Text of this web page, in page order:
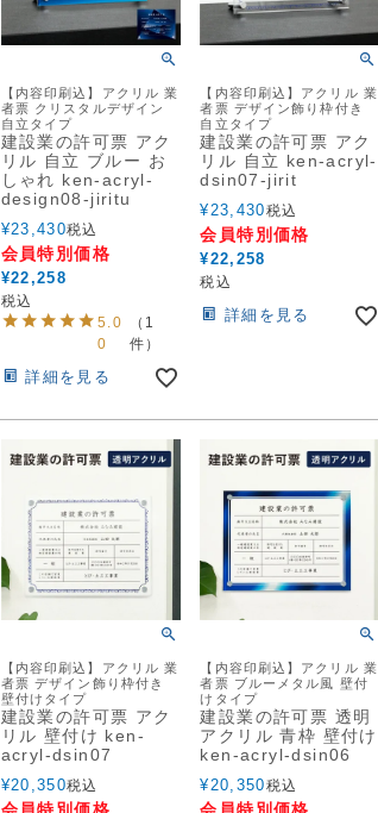
【内容印刷込】アクリル 業
者票 クリスタルデザイン
自立タイプ
建設業の許可票 アク
リル 自立 ブルー お
しゃれ ken-acryl-
design08-jiritu
¥23,430税込
会員特別価格
¥22,258
税込
5.0
0
（1
件）
詳細を見る
【内容印刷込】アクリル 業
者票 デザイン飾り枠付き
自立タイプ
建設業の許可票 アク
リル 自立 ken-acryl-
dsin07-jirit
¥23,430税込
会員特別価格
¥22,258
税込
詳細を見る
【内容印刷込】アクリル 業
者票 デザイン飾り枠付き
壁付けタイプ
建設業の許可票 アク
リル 壁付け ken-
acryl-dsin07
¥20,350税込
【内容印刷込】アクリル 業
者票 ブルーメタル風 壁付
けタイプ
建設業の許可票 透明
アクリル 青枠 壁付け
ken-acryl-dsin06
¥ 20,350税込